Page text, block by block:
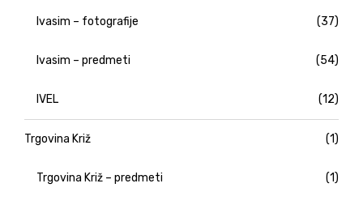
Ivasim – fotografije (37)
Ivasim – predmeti (54)
IVEL (12)
Trgovina Križ (1)
Trgovina Križ – predmeti (1)